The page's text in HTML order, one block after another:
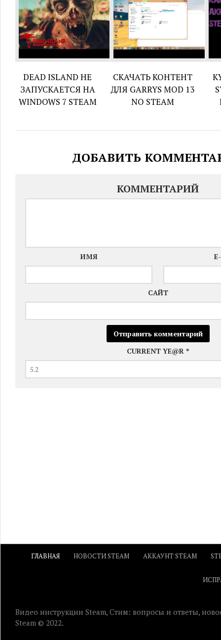
DEAD ISLAND НЕ
ЗАПУСКАЕТСЯ НА
WINDOWS 7 STEAM
СКАЧАТЬ КОНТЕНТ
ДЛЯ GARRYS MOD 13
NO STEAM
ДОБАВИТЬ
КОММЕНТАРИЙ
ИМЯ
САЙТ
CURRENT YE@R *
ГЛАВНАЯ НОВОСТИ STEAM АККАУНТ STEAM
Видео инструкции Steam, Стим: вопросы и ответы,
Steam © 2022.